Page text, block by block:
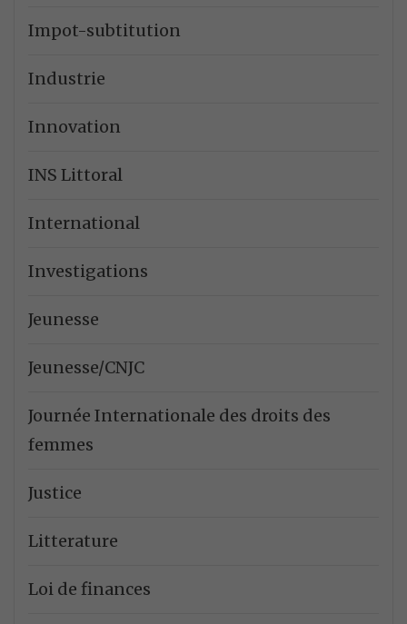
Impot-subtitution
Industrie
Innovation
INS Littoral
International
Investigations
Jeunesse
Jeunesse/CNJC
Journée Internationale des droits des
femmes
Justice
Litterature
Loi de finances